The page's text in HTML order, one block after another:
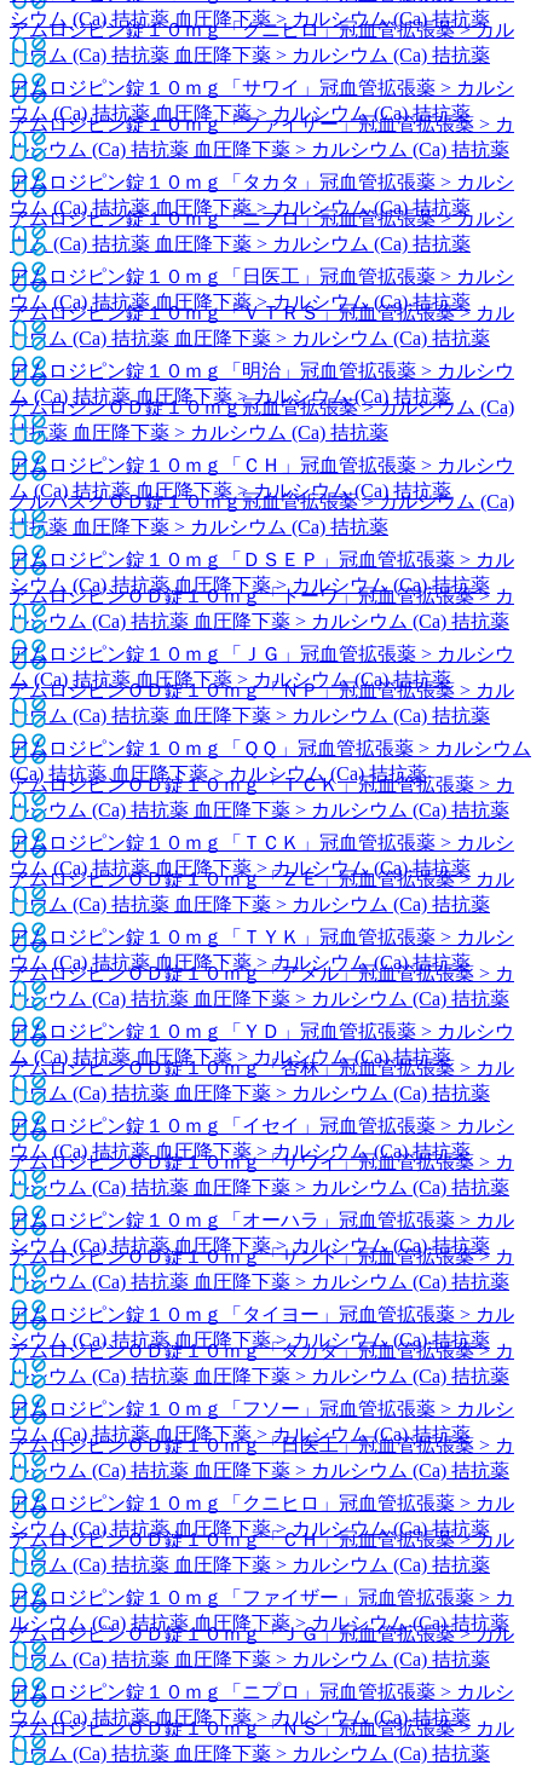
アムロジピン錠１０ｍｇ「クニヒロ」冠血管拡張薬 > カル
シウム (Ca) 拮抗薬 血圧降下薬 > カルシウム (Ca) 拮抗薬
アムロジピン錠１０ｍｇ「ファイザー」冠血管拡張薬 > カ
ルシウム (Ca) 拮抗薬 血圧降下薬 > カルシウム (Ca) 拮抗薬
アムロジピン錠１０ｍｇ「ニプロ」冠血管拡張薬 > カルシ
ウム (Ca) 拮抗薬 血圧降下薬 > カルシウム (Ca) 拮抗薬
アムロジピン錠１０ｍｇ「ＶＴＲＳ」冠血管拡張薬 > カル
シウム (Ca) 拮抗薬 血圧降下薬 > カルシウム (Ca) 拮抗薬
アムロジンＯＤ錠１０ｍｇ冠血管拡張薬 > カルシウム (Ca)
拮抗薬 血圧降下薬 > カルシウム (Ca) 拮抗薬
ノルバスクＯＤ錠１０ｍｇ冠血管拡張薬 > カルシウム (Ca)
拮抗薬 血圧降下薬 > カルシウム (Ca) 拮抗薬
アムロジピンＯＤ錠１０ｍｇ「トーワ」冠血管拡張薬 > カ
ルシウム (Ca) 拮抗薬 血圧降下薬 > カルシウム (Ca) 拮抗薬
アムロジピンＯＤ錠１０ｍｇ「ＮＰ」冠血管拡張薬 > カル
シウム (Ca) 拮抗薬 血圧降下薬 > カルシウム (Ca) 拮抗薬
アムロジピンＯＤ錠１０ｍｇ「ＴＣＫ」冠血管拡張薬 > カ
ルシウム (Ca) 拮抗薬 血圧降下薬 > カルシウム (Ca) 拮抗薬
アムロジピンＯＤ錠１０ｍｇ「ＺＥ」冠血管拡張薬 > カル
シウム (Ca) 拮抗薬 血圧降下薬 > カルシウム (Ca) 拮抗薬
アムロジピンＯＤ錠１０ｍｇ「アメル」冠血管拡張薬 > カ
ルシウム (Ca) 拮抗薬 血圧降下薬 > カルシウム (Ca) 拮抗薬
アムロジピンＯＤ錠１０ｍｇ「杏林」冠血管拡張薬 > カル
シウム (Ca) 拮抗薬 血圧降下薬 > カルシウム (Ca) 拮抗薬
アムロジピンＯＤ錠１０ｍｇ「サワイ」冠血管拡張薬 > カ
ルシウム (Ca) 拮抗薬 血圧降下薬 > カルシウム (Ca) 拮抗薬
アムロジピンＯＤ錠１０ｍｇ「サンド」冠血管拡張薬 > カ
ルシウム (Ca) 拮抗薬 血圧降下薬 > カルシウム (Ca) 拮抗薬
アムロジピンＯＤ錠１０ｍｇ「タカタ」冠血管拡張薬 > カ
ルシウム (Ca) 拮抗薬 血圧降下薬 > カルシウム (Ca) 拮抗薬
アムロジピンＯＤ錠１０ｍｇ「日医工」冠血管拡張薬 > カ
ルシウム (Ca) 拮抗薬 血圧降下薬 > カルシウム (Ca) 拮抗薬
アムロジピンＯＤ錠１０ｍｇ「ＣＨ」冠血管拡張薬 > カル
シウム (Ca) 拮抗薬 血圧降下薬 > カルシウム (Ca) 拮抗薬
アムロジピンＯＤ錠１０ｍｇ「ＪＧ」冠血管拡張薬 > カル
シウム (Ca) 拮抗薬 血圧降下薬 > カルシウム (Ca) 拮抗薬
アムロジピンＯＤ錠１０ｍｇ「ＮＳ」冠血管拡張薬 > カル
シウム (Ca) 拮抗薬 血圧降下薬 > カルシウム (Ca) 拮抗薬
シウム (Ca) 拮抗薬 血圧降下薬 > カルシウム (Ca) 拮抗薬
アムロジピン錠１０ｍｇ「サワイ」 冠血管拡張薬 > カルシ
ウム (Ca) 拮抗薬 血圧降下薬 > カルシウム (Ca) 拮抗薬
アムロジピン錠１０ｍｇ「タカタ」 冠血管拡張薬 > カルシ
ウム (Ca) 拮抗薬 血圧降下薬 > カルシウム (Ca) 拮抗薬
アムロジピン錠１０ｍｇ「日医工」 冠血管拡張薬 > カルシ
ウム (Ca) 拮抗薬 血圧降下薬 > カルシウム (Ca) 拮抗薬
アムロジピン錠１０ｍｇ「明治」 冠血管拡張薬 > カルシウ
ム (Ca) 拮抗薬 血圧降下薬 > カルシウム (Ca) 拮抗薬
アムロジピン錠１０ｍｇ「ＣＨ」 冠血管拡張薬 > カルシウ
ム (Ca) 拮抗薬 血圧降下薬 > カルシウム (Ca) 拮抗薬
アムロジピン錠１０ｍｇ「ＤＳＥＰ」 冠血管拡張薬 > カル
シウム (Ca) 拮抗薬 血圧降下薬 > カルシウム (Ca) 拮抗薬
アムロジピン錠１０ｍｇ「ＪＧ」 冠血管拡張薬 > カルシウ
ム (Ca) 拮抗薬 血圧降下薬 > カルシウム (Ca) 拮抗薬
アムロジピン錠１０ｍｇ「ＱＱ」 冠血管拡張薬 > カルシウム
(Ca) 拮抗薬 血圧降下薬 > カルシウム (Ca) 拮抗薬
アムロジピン錠１０ｍｇ「ＴＣＫ」 冠血管拡張薬 > カルシ
ウム (Ca) 拮抗薬 血圧降下薬 > カルシウム (Ca) 拮抗薬
アムロジピン錠１０ｍｇ「ＴＹＫ」 冠血管拡張薬 > カルシ
ウム (Ca) 拮抗薬 血圧降下薬 > カルシウム (Ca) 拮抗薬
アムロジピン錠１０ｍｇ「ＹＤ」 冠血管拡張薬 > カルシウ
ム (Ca) 拮抗薬 血圧降下薬 > カルシウム (Ca) 拮抗薬
アムロジピン錠１０ｍｇ「イセイ」 冠血管拡張薬 > カルシ
ウム (Ca) 拮抗薬 血圧降下薬 > カルシウム (Ca) 拮抗薬
アムロジピン錠１０ｍｇ「オーハラ」 冠血管拡張薬 > カル
シウム (Ca) 拮抗薬 血圧降下薬 > カルシウム (Ca) 拮抗薬
アムロジピン錠１０ｍｇ「タイヨー」 冠血管拡張薬 > カル
シウム (Ca) 拮抗薬 血圧降下薬 > カルシウム (Ca) 拮抗薬
アムロジピン錠１０ｍｇ「フソー」 冠血管拡張薬 > カルシ
ウム (Ca) 拮抗薬 血圧降下薬 > カルシウム (Ca) 拮抗薬
アムロジピン錠１０ｍｇ「クニヒロ」 冠血管拡張薬 > カル
シウム (Ca) 拮抗薬 血圧降下薬 > カルシウム (Ca) 拮抗薬
アムロジピン錠１０ｍｇ「ファイザー」 冠血管拡張薬 > カ
ルシウム (Ca) 拮抗薬 血圧降下薬 > カルシウム (Ca) 拮抗薬
アムロジピン錠１０ｍｇ「ニプロ」 冠血管拡張薬 > カルシ
ウム (Ca) 拮抗薬 血圧降下薬 > カルシウム (Ca) 拮抗薬